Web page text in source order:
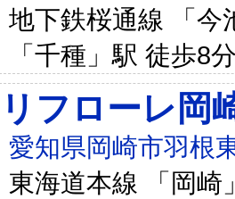
地下鉄桜通線 「今
「千種」駅 徒歩8
リフローレ岡
愛知県岡崎市羽根
東海道本線 「岡崎